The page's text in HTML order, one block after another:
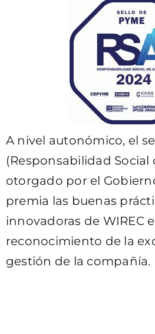
A nivel autonómico, el
(Responsabilidad Social
otorgado por el
premia las buenas
innovadoras de WIREC
reconocimiento de la
gestión de la compañía.